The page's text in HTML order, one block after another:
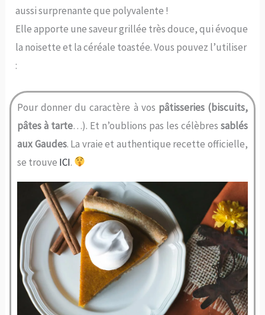
aussi surprenante que polyvalente !
Elle apporte une saveur grillée très douce, qui évoque
la noisette et la céréale toastée. Vous pouvez l’utiliser
:
Pour donner du caractère à vos pâtisseries (biscuits,
pâtes à tarte…). Et n’oublions pas les célèbres sablés
aux Gaudes. La vraie et authentique recette officielle,
se trouve ICI.